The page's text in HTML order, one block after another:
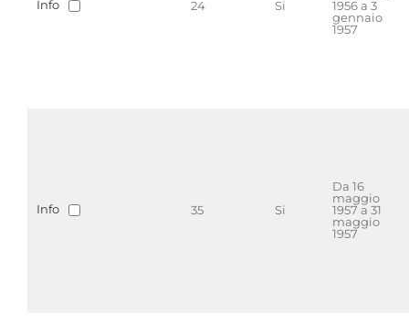
Info 24 Si
1956 a 3
gennaio
1957
Info 35 Si
Da 16
maggio
1957 a 31
maggio
1957